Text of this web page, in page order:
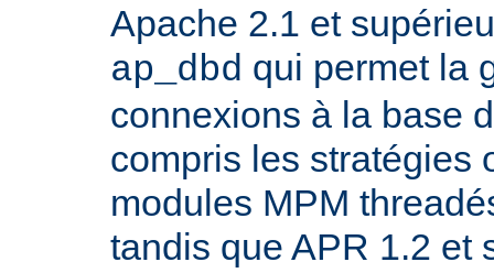
Apache 2.1 et
ap_dbd qui permet la
connexions à la base
compris les stratégies
modules MPM
tandis que APR 1.2 et